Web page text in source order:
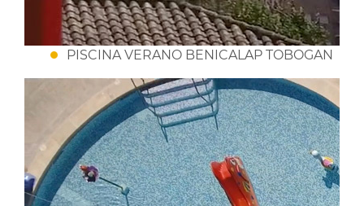
PISCINA VERANO BENICALAP TOBOGAN